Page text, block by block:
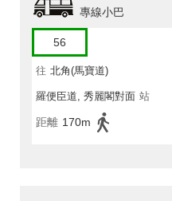
專線小巴
56
往 北角(馬寶道)
羅便臣道, 秀麗閣對面 站
距離 170m